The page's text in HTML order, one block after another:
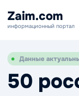
Zaim.com
информационный портал
Данные
50